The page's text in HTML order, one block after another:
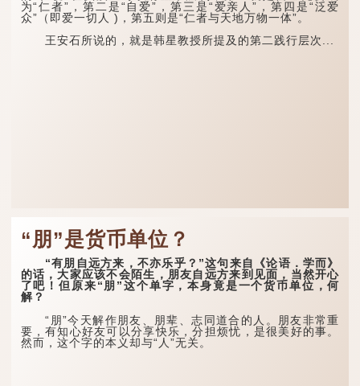
为“仁者”，第二是“自爱”，第三是“爱亲人”，第四是“泛爱
众”（即爱一切人 )，第五则是“仁者与天地万物一体”。
王安石所说的，就是韩星教授所提及的第二践行层次...
“朋”是货币单位？
“有朋自远方来，不亦乐乎？”这句来自《论语．学而》
的话，大家应该不会陌生，朋友自远方来到见面，当然开心
了吧！但原来“朋”这个单字，本身竟是一个货币单位，何
解？
“朋”今天解作朋友、朋辈、志同道合的人。朋友非常重
要，有知心好友可以分享快乐，分担烦忧，是很美好的事。
然而，这个字的本义却与“人”无关。